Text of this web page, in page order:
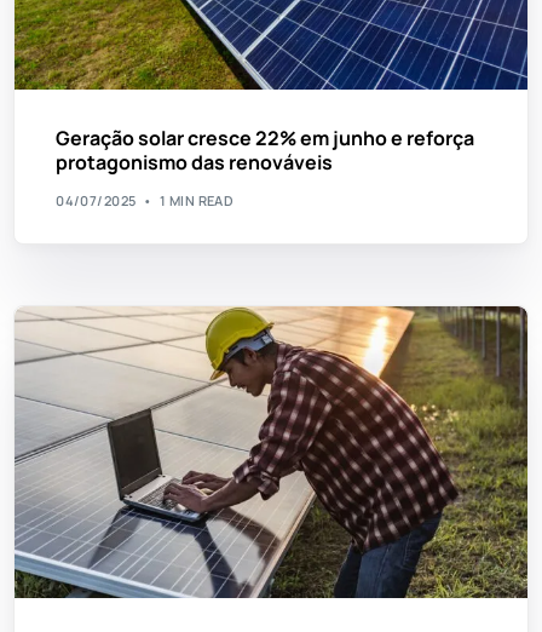
Geração solar cresce 22% em junho e reforça
protagonismo das renováveis
04/07/2025 1 MIN READ